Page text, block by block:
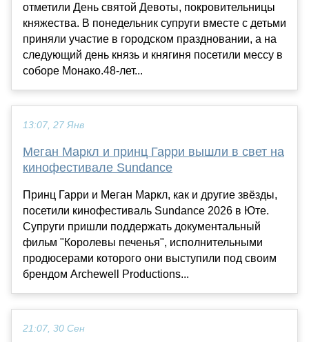
отметили День святой Девоты, покровительницы
княжества. В понедельник супруги вместе с детьми
приняли участие в городском праздновании, а на
следующий день князь и княгиня посетили мессу в
соборе Монако.48-лет...
13:07, 27 Янв
Меган Маркл и принц Гарри вышли в свет на
кинофестивале Sundance
Принц Гарри и Меган Маркл, как и другие звёзды,
посетили кинофестиваль Sundance 2026 в Юте.
Супруги пришли поддержать документальный
фильм "Королевы печенья", исполнительными
продюсерами которого они выступили под своим
брендом Archewell Productions...
21:07, 30 Сен